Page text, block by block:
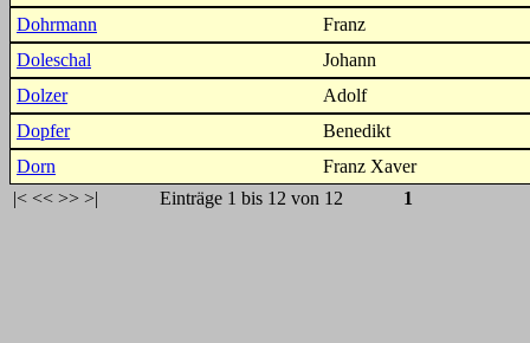
Dohrmann
Franz
Doleschal
Johann
Dolzer
Adolf
Dopfer
Benedikt
Dorn
Franz Xaver
|< << >> >| Einträge 1 bis 12 von 12 1